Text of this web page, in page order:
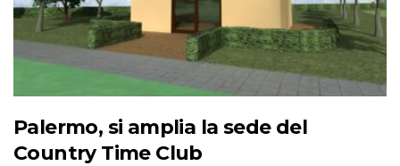
Palermo, si amplia la sede del
Country Time Club